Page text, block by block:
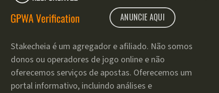
ANUNCIE AQUI
Stakecheia é um agregador e afiliado. Não somos
donos ou operadores de jogo online e não
oferecemos serviços de apostas. Oferecemos um
portal informativo, incluindo análises e